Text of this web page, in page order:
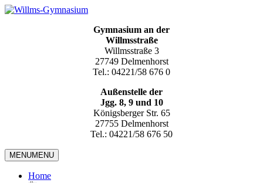
Gymnasium an der
Willmsstraße
Willmsstraße 3
27749 Delmenhorst
Tel.: 04221/58 676 0
Außenstelle der
Jgg. 8, 9 und 10
Königsberger Str. 65
27755 Delmenhorst
Tel.: 04221/58 676 50
MENUMENU
Home